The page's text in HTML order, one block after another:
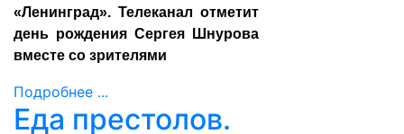
«Ленинград». Телеканал отметит
день рождения Сергея Шнурова
вместе со зрителями
Подробнее ...
Еда престолов.